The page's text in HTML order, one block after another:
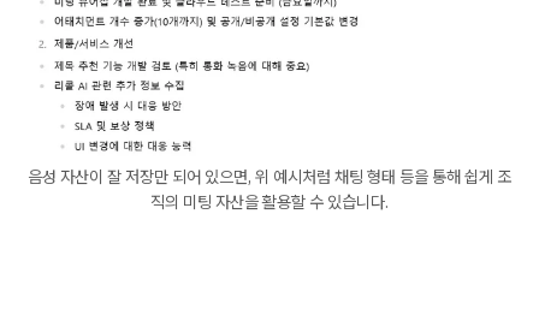
음성 자산이 잘 저장만 되어 있으면, 위 예시처럼 채팅 형태 등을 통해 쉽게 조
직의 미팅 자산을 활용할 수 있습니다.